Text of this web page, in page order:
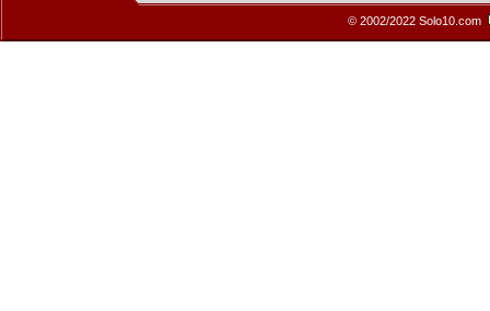
© 2002/2022 Solo10.com